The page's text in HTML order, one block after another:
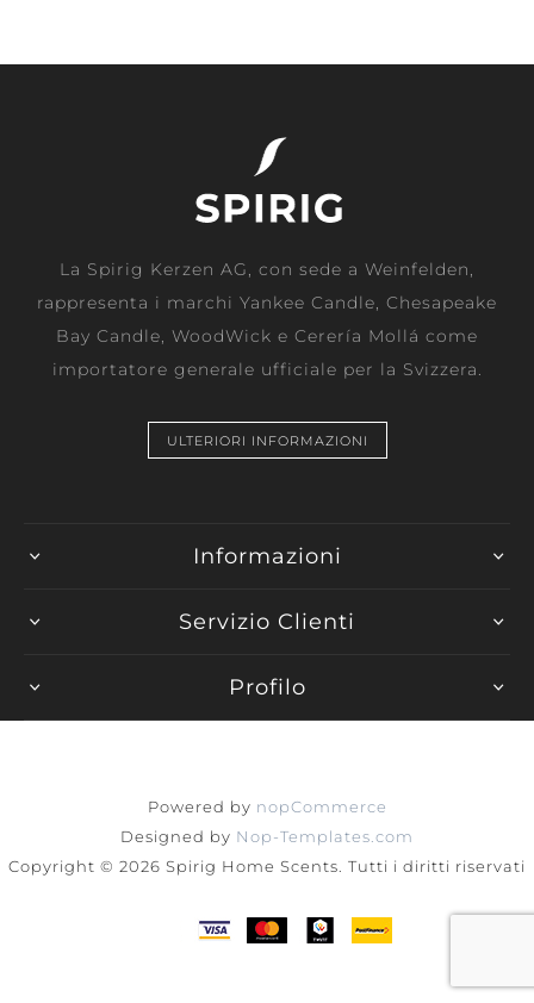
La Spirig Kerzen AG, con sede a Weinfelden,
rappresenta i marchi Yankee Candle, Chesapeake
Bay Candle, WoodWick e Cerería Mollá come
importatore generale ufficiale per la Svizzera.
ULTERIORI INFORMAZIONI
Informazioni
Servizio Clienti
Profilo
Powered by nopCommerce
Designed by Nop-Templates.com
Copyright © 2026 Spirig Home Scents. Tutti i diritti riservati